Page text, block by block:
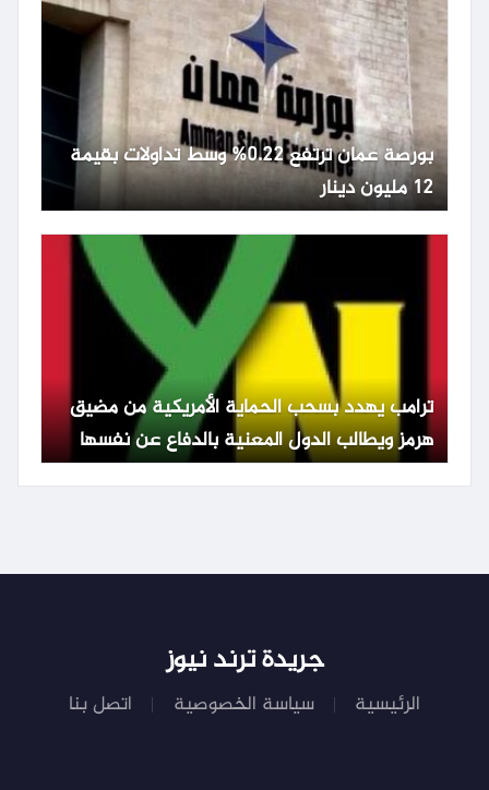
بورصة عمان ترتفع 0.22% وسط تداولات بقيمة
12 مليون دينار
ترامب يهدد بسحب الحماية الأمريكية من مضيق
هرمز ويطالب الدول المعنية بالدفاع عن نفسها
جريدة ترند نيوز
الرئيسية سياسة الخصوصية اتصل بنا